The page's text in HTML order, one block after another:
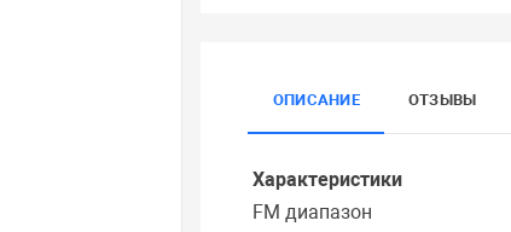
ОПИСАНИЕ ОТЗЫВЫ
Характеристики
FM диапазон